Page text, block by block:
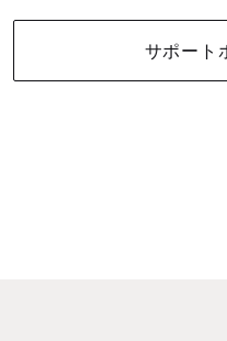
サポート